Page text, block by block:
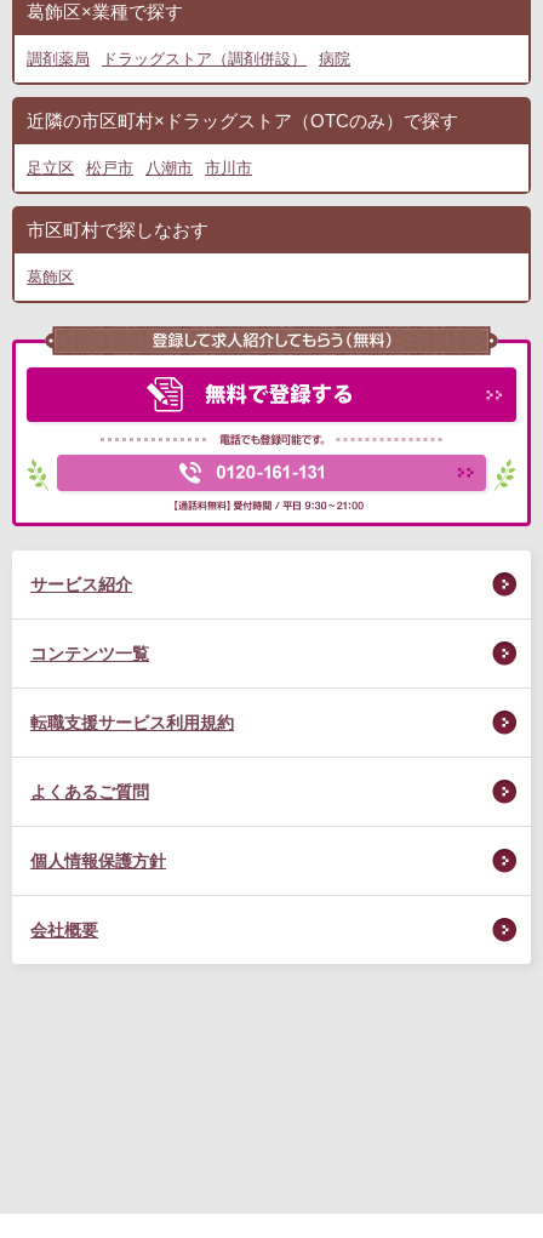
葛飾区×業種で探す
調剤薬局 ドラッグストア（調剤併設） 病院
近隣の市区町村×ドラッグストア（OTCのみ）で探す
足立区 松戸市 八潮市 市川市
市区町村で探しなおす
葛飾区
サービス紹介
コンテンツ一覧
転職支援サービス利用規約
よくあるご質問
個人情報保護方針
会社概要